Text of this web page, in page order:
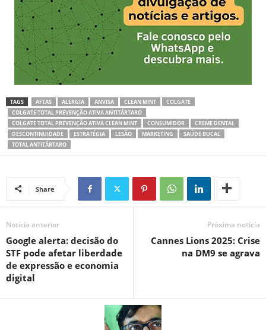
TAGS AFTAS ALERGIA ANVISA CLEAN MINT
COLGATE
COLGATE TOTAL PREVENÇÃO ATIVA ANTITÁRTARO
COLGATE TOTAL PREVENÇÃO ATIVA CLEAN MINT
CONSUMIDOR
CREME DENTAL
DESCONTINUIDADE
ESTRATÉGIA LESÃO MARKETING
SAÚDE BUCAL
TOTAL ANTITÁRTARO
Share
Notícia anterior
Google alerta: decisão do
STF pode afetar liberdade
de expressão e economia
digital
Próxima notícia
Cannes Lions 2025: Crise
na DM9 se agrava